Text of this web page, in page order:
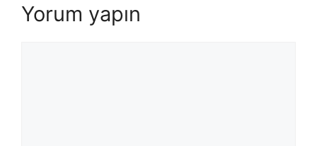
Yorum yapın